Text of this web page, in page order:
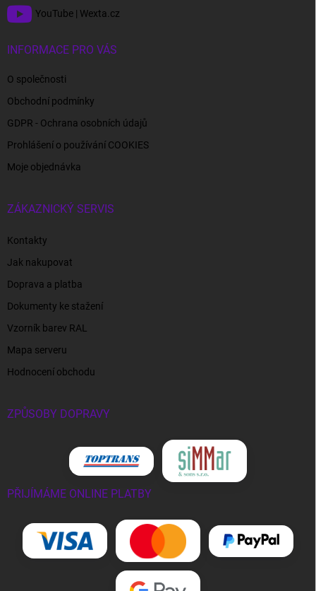
YouTube | Wexta.cz
INFORMACE PRO VÁS
O společnosti
Obchodní podmínky
GDPR - Ochrana osobních údajů
Prohlášení o používání COOKIES
Moje objednávka
ZÁKAZNICKÝ SERVIS
Kontakty
Jak nakupovat
Doprava a platba
Dokumenty ke stažení
Vzorník barev RAL
Mapa serveru
Hodnocení obchodu
ZPŮSOBY DOPRAVY
PŘIJÍMÁME ONLINE PLATBY